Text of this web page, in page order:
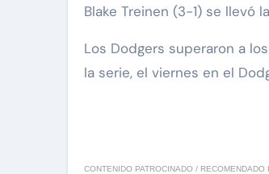
Blake Treinen (3-1) se llevó
Los Dodgers superaron a
la serie, el viernes en el
CONTENIDO PATROCINADO / RECOMENDADO